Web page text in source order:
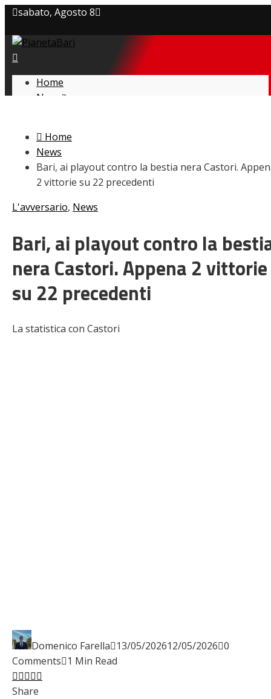
sabato, Agosto 8
Privacy policy
Cookie Policy
Home
News
L’avversario
Giovanili
Le pagelle
Interviste
Focus
Serie B
Video
Home
News
Bari, ai playout contro la bestia nera Castori.
2 vittorie su 22 precedenti
L'avversario, News
Bari, ai playout contro la
nera Castori. Appena 2 vittorie
su 22 precedenti
La statistica con Castori
Domenico Farella 13/05/202612/05/2026 0
Comments 1 Min Read
Facebook
Twitter
LinkedIn
Pinterest
Stumbleupon
Share